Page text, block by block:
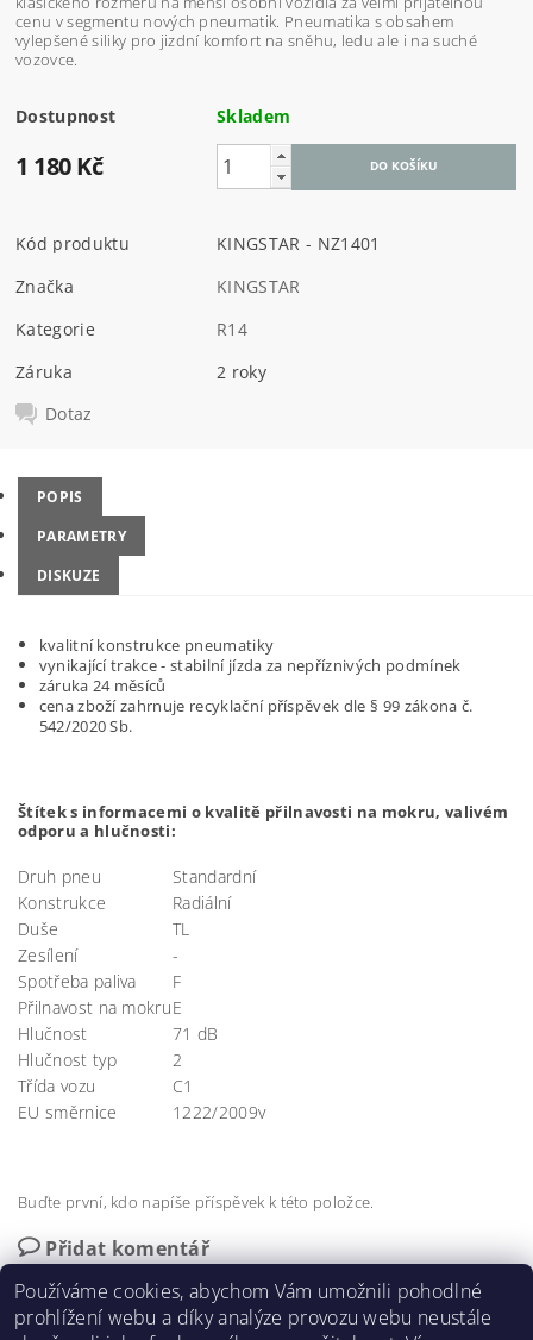
cenu v segmentu nových pneumatik. Pneumatika s obsahem
vylepšené siliky pro jizdní komfort na sněhu, ledu ale i na suché
vozovce.
Dostupnost Skladem
1 180 Kč
Kód produktu
KINGSTAR - NZ1401
Značka
KINGSTAR
Kategorie
R14
Záruka
2 roky
Dotaz
POPIS
PARAMETRY
DISKUZE
kvalitní konstrukce pneumatiky
vynikající trakce - stabilní jízda za nepříznivých podmínek
záruka 24 měsíců
cena zboží zahrnuje recyklační příspěvek dle § 99 zákona č.
542/2020 Sb.
Štítek s informacemi o kvalitě přilnavosti na mokru, valivém
odporu a hlučnosti:
Druh pneu
Standardní
Konstrukce
Radiální
Duše
TL
Zesílení
-
Spotřeba paliva
F
Přilnavost na mokruE
Hlučnost
71 dB
Hlučnost typ
2
Třída vozu
C1
EU směrnice
1222/2009v
Buďte první, kdo napíše příspěvek k této položce.
Přidat komentář
Používáme cookies, abychom Vám umožnili pohodlné
prohlížení webu a díky analýze provozu webu neustále